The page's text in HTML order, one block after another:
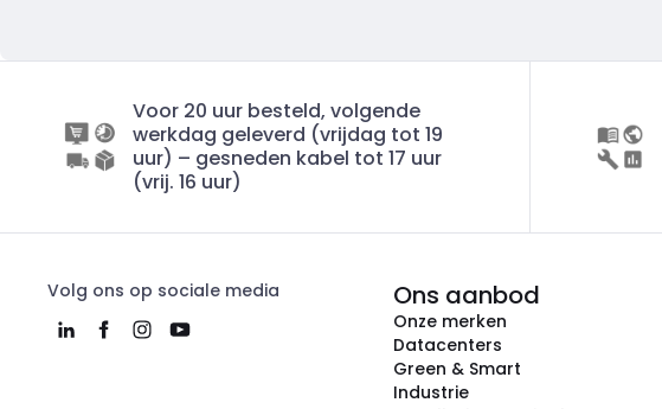
Voor 20 uur besteld, volgende
werkdag geleverd (vrijdag tot 19
uur) – gesneden kabel tot 17 uur
(vrij. 16 uur)
Volg ons op sociale media Ons aanbod
Onze merken
Datacenters
Green & Smart
Industrie